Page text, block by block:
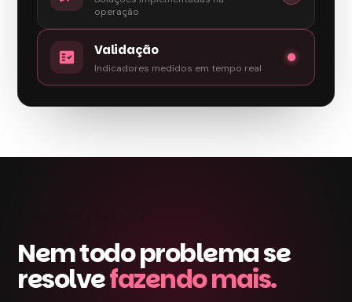
operação
fact_check Validação
Indicadores medidos em tempo real
Nem todo problema se
resolvefazendo mais.